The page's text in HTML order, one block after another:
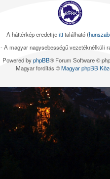
A háttérkép eredetijeitttalálható (
- A magyar nagysebességű vezetéknélküli
Powered byphpBB® Forum Software ©
Magyar fordítás ©Magyar phpBB